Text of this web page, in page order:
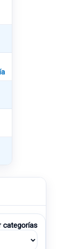
categorías